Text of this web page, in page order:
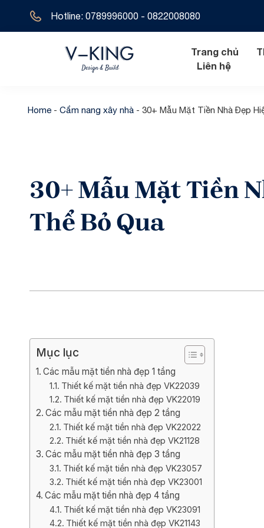
Hotline: 0789996000 - 0822008080
Trang chủ
Biệt thự cổ
Nội thất cổ
Liên hệ
Home- Cẩm nang xây nhà- 30+ Mẫu Mặt Tiền Nhà Đẹp
30+ Mẫu Mặt Tiền
Thể Bỏ Qua
Mục lục
Các mẫu mặt tiền nhà đẹp 1 tầng
Thiết kế mặt tiền nhà đẹp VK22039
Thiết kế mặt tiền nhà đẹp VK22019
Các mẫu mặt tiền nhà đẹp 2 tầng
Thiết kế mặt tiền nhà đẹp VK22022
Thiết kế mặt tiền nhà đẹp VK21128
Các mẫu mặt tiền nhà đẹp 3 tầng
Thiết kế mặt tiền nhà đẹp VK23057
Thiết kế mặt tiền nhà đẹp VK23001
Các mẫu mặt tiền nhà đẹp 4 tầng
Thiết kế mặt tiền nhà đẹp VK23091
Thiết kế mặt tiền nhà đẹp VK21143